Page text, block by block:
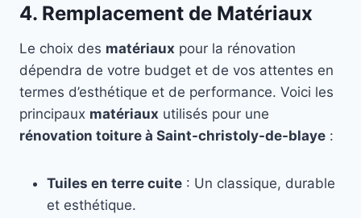
4. Remplacement de Matériaux
Le choix des matériaux pour la rénovation
dépendra de votre budget et de vos attentes en
termes d’esthétique et de performance. Voici les
principaux matériaux utilisés pour une
rénovation toiture à Saint-christoly-de-blaye :
Tuiles en terre cuite : Un classique, durable
et esthétique.